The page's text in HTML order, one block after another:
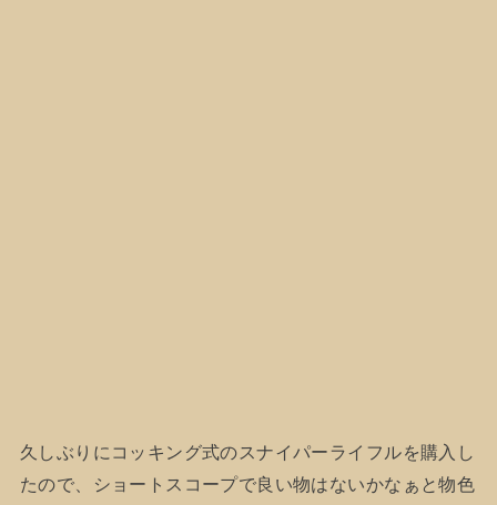
久しぶりにコッキング式のスナイパーライフルを購入し
たので、ショートスコープで良い物はないかなぁと物色